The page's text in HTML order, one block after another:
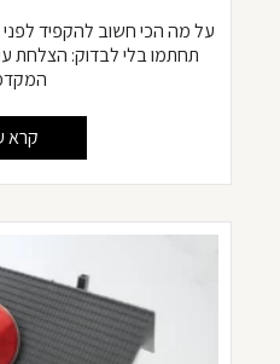
על מה הכי חשוב להקפיד לפני
תחתמו בלי לבדוק: הצלחת
קרא